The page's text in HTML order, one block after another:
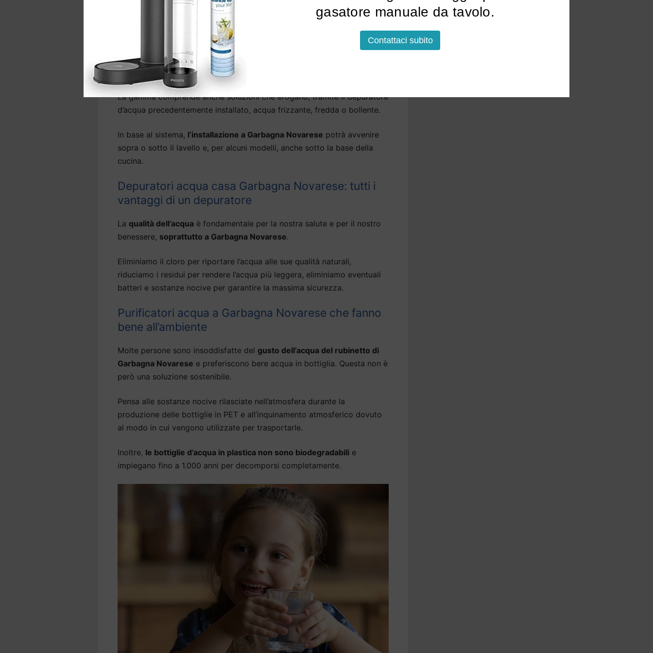
, eliminando l’odore del cloro e ogni traccia di
sostanze nocive come arsenico, metalli pesanti, pfas, piombo e pesticidi.
depuratori per acqua di rubinetto a Garbagna
Novarese
sono in grado anche di abbattere i residui fissi, rendendo
l’acqua molto leggera.
La gamma comprende anche soluzioni che erogano, tramite il depuratore
d’acqua precedentemente installato, acqua frizzante, fredda o bollente.
In base al sistema, l’installazione a Garbagna Novarese potrà avvenire
sopra o sotto il lavello e, per alcuni modelli, anche sotto la base della
cucina.
Depuratori acqua casa Garbagna Novarese: tutti i
vantaggi di un depuratore
La qualità dell’acqua è fondamentale per la nostra salute e per il nostro
benessere, soprattutto a Garbagna Novarese.
Eliminiamo il cloro per riportare l’acqua alle sue qualità naturali,
riduciamo i residui per rendere l’acqua più leggera, eliminiamo eventuali
batteri e sostanze nocive per garantire la massima sicurezza.
Purificatori acqua a Garbagna Novarese che fanno
bene all’ambiente
Molte persone sono insoddisfatte del gusto dell’acqua del rubinetto di
Garbagna Novarese e preferiscono bere acqua in bottiglia. Questa non è
però una soluzione sostenibile.
Pensa alle sostanze nocive rilasciate nell’atmosfera durante la
produzione delle bottiglie in PET e all’inquinamento atmosferico dovuto
al modo in cui vengono utilizzate per trasportarle.
Inoltre, le bottiglie d’acqua in plastica non sono biodegradabili e
impiegano fino a 1.000 anni per decomporsi completamente.
gasatore manuale da tavolo.
Contattaci subito